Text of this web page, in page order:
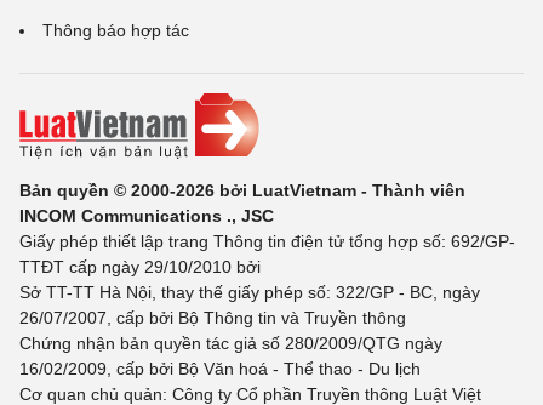
Thông báo hợp tác
Bản quyền © 2000-2026 bởi LuatVietnam - Thành viên
INCOM Communications ., JSC
Giấy phép thiết lập trang Thông tin điện tử tổng hợp số: 692/GP-
TTĐT cấp ngày 29/10/2010 bởi
Sở TT-TT Hà Nội, thay thế giấy phép số: 322/GP - BC, ngày
26/07/2007, cấp bởi Bộ Thông tin và Truyền thông
Chứng nhận bản quyền tác giả số 280/2009/QTG ngày
16/02/2009, cấp bởi Bộ Văn hoá - Thể thao - Du lịch
Cơ quan chủ quản: Công ty Cổ phần Truyền thông Luật Việt